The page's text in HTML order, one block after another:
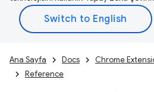
Ana Sayfa Docs Chrome
Reference